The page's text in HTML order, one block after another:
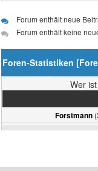
Forum enthält neue
Forum enthält keine
Foren-Statistiken [
Wer
Forstmann